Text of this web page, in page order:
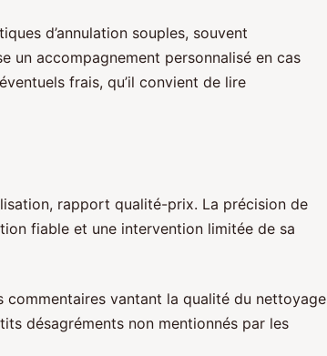
d’annulation souples, souvent
un accompagnement personnalisé en cas
frais, qu’il convient de lire
rapport qualité-prix. La précision de
fiable et une intervention limitée de sa
commentaires vantant la qualité du nettoyage
désagréments non mentionnés par les